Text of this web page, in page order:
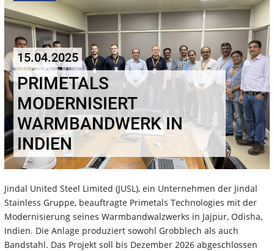
15.04.2025
PRIMETALS
MODERNISIERT
WARMBANDWERK IN
INDIEN
Jindal United Steel Limited (JUSL), ein Unternehmen der Jindal
Stainless Gruppe, beauftragte Primetals Technologies mit der
Modernisierung seines Warmbandwalzwerks in Jajpur, Odisha,
Indien. Die Anlage produziert sowohl Grobblech als auch
Bandstahl. Das Projekt soll bis Dezember 2026 abgeschlossen